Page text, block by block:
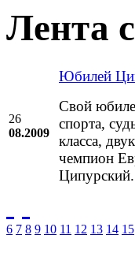
Лента
26
08.2009
Юбилей
Свой
спорта,
класса,
чемпион
Ципурский.
6 7 8 9 10 11 12 13 14 15